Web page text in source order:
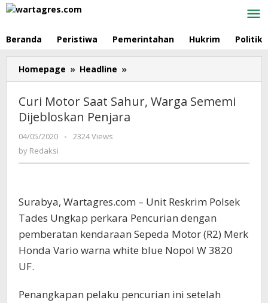
Skip
Beranda Peristiwa Pemerintahan Hukrim Politik
Homepage » Headline »
Motor
Sahur,
Warga
Curi Motor Saat Sahur, Warga Sememi
Dijebloskan Penjara
04/05/2020
by
-
2324 Views
by Redaksi
Surabya, Wartagres.com – Unit Reskrim Polsek
Tades Ungkap perkara Pencurian dengan
pemberatan kendaraan Sepeda Motor (R2) Merk
Honda Vario warna white blue Nopol W 3820
UF.
Penangkapan pelaku pencurian ini setelah